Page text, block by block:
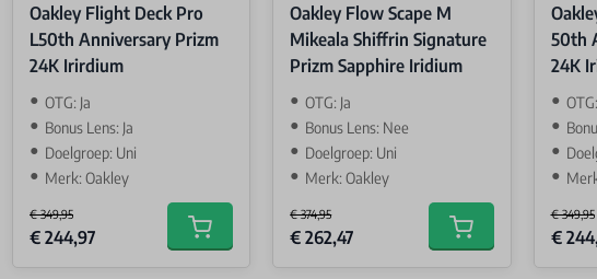
Oakley Flight Deck Pro
L50th Anniversary Prizm
24K Irirdium
OTG: Ja
Bonus Lens: Ja
Doelgroep: Uni
Merk: Oakley
€ 349,95
Special Price
€ 244,97 Add to cart
Oakley Flow Scape M
Mikeala Shiffrin Signature
Prizm Sapphire Iridium
OTG: Ja
Bonus Lens: Nee
Doelgroep: Uni
Merk: Oakley
€ 374,95
Special Price
€ 262,47 Add to cart
50th
24K
€ 349,95
Special
€